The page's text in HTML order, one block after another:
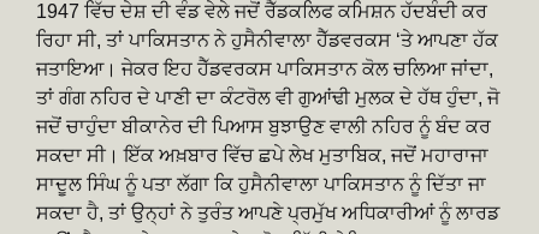
1947 ਵਿੱਚ ਦੇਸ਼ ਦੀ ਵੰਡ ਵੇਲੇ ਜਦੋਂ ਰੈੱਡਕਲਿਫ ਕਮਿਸ਼ਨ ਹੱਦਬੰਦੀ ਕਰ
ਰਿਹਾ ਸੀ, ਤਾਂ ਪਾਕਿਸਤਾਨ ਨੇ ਹੁਸੈਨੀਵਾਲਾ ਹੈੱਡਵਰਕਸ ‘ਤੇ ਆਪਣਾ ਹੱਕ
ਜਤਾਇਆ। ਜੇਕਰ ਇਹ ਹੈੱਡਵਰਕਸ ਪਾਕਿਸਤਾਨ ਕੋਲ ਚਲਿਆ ਜਾਂਦਾ,
ਤਾਂ ਗੰਗ ਨਹਿਰ ਦੇ ਪਾਣੀ ਦਾ ਕੰਟਰੋਲ ਵੀ ਗੁਆਂਢੀ ਮੁਲਕ ਦੇ ਹੱਥ ਹੁੰਦਾ, ਜੋ
ਜਦੋਂ ਚਾਹੁੰਦਾ ਬੀਕਾਨੇਰ ਦੀ ਪਿਆਸ ਬੁਝਾਉਣ ਵਾਲੀ ਨਹਿਰ ਨੂੰ ਬੰਦ ਕਰ
ਸਕਦਾ ਸੀ। ਇੱਕ ਅਖ਼ਬਾਰ ਵਿੱਚ ਛਪੇ ਲੇਖ ਮੁਤਾਬਿਕ, ਜਦੋਂ ਮਹਾਰਾਜਾ
ਸਾਦੂਲ ਸਿੰਘ ਨੂੰ ਪਤਾ ਲੱਗਾ ਕਿ ਹੁਸੈਨੀਵਾਲਾ ਪਾਕਿਸਤਾਨ ਨੂੰ ਦਿੱਤਾ ਜਾ
ਸਕਦਾ ਹੈ, ਤਾਂ ਉਨ੍ਹਾਂ ਨੇ ਤੁਰੰਤ ਆਪਣੇ ਪ੍ਰਮੁੱਖ ਅਧਿਕਾਰੀਆਂ ਨੂੰ ਲਾਰਡ